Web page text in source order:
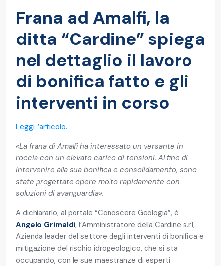
Frana ad Amalfi, la
ditta “Cardine” spiega
nel dettaglio il lavoro
di bonifica fatto e gli
interventi in corso
Leggi l’articolo.
«La frana di Amalfi ha interessato un versante in
roccia con un elevato carico di tensioni. Al fine di
intervenire alla sua bonifica e consolidamento, sono
state progettate opere molto rapidamente con
soluzioni di avanguardia».
A dichiararlo, al portale “Conoscere Geologia”, è
Angelo Grimaldi, l’Amministratore della Cardine s.r.l,
Azienda leader del settore degli interventi di bonifica e
mitigazione del rischio idrogeologico, che si sta
occupando, con le sue maestranze di esperti